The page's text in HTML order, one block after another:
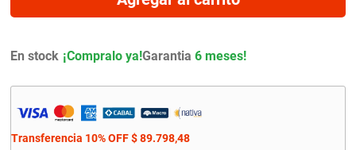
En stock Garantia 6 meses!
Transferencia 10% OFF $ 89.798,48